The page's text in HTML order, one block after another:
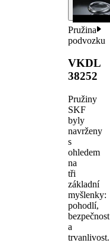
Pružina
podvozku
VKDL
38252
Pružiny
SKF
byly
navrženy
s
ohledem
na
tři
základní
myšlenky:
pohodlí,
bezpečnost
a
trvanlivost.